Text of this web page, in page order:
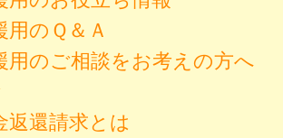
用のＱ＆Ａ
用のご相談をお考えの方へ
返還請求とは